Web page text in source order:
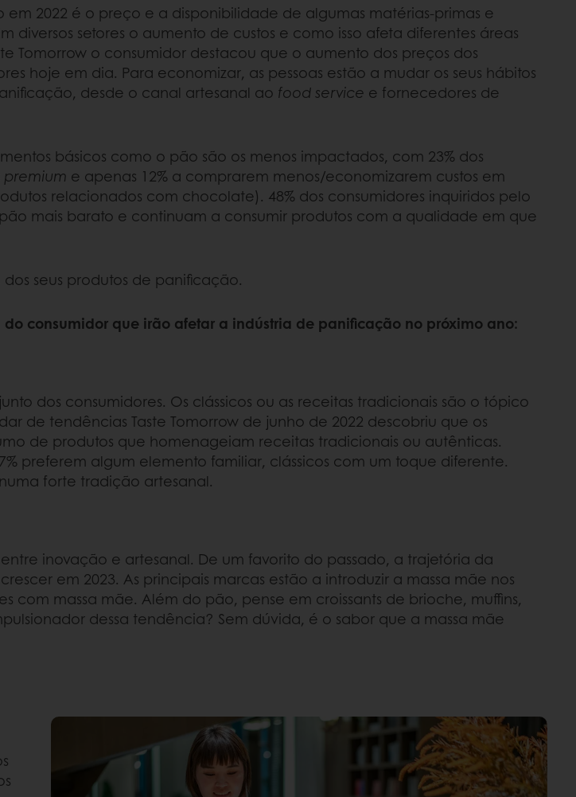
2022 é o preço e a disponibilidade de algumas matérias-primas e
setores o aumento de custos e como isso afeta diferentes áreas
Tomorrow o consumidor destacou que o aumento dos preços dos
hoje em dia. Para economizar, as pessoas estão a mudar os seus hábitos
desde o canal artesanal ao food service e fornecedores de
básicos como o pão são os menos impactados, com 23% dos
premium e apenas 12% a comprarem menos/economizarem custos em
relacionados com chocolate). 48% dos consumidores inquiridos pelo
mais barato e continuam a consumir produtos com a qualidade em que
seus produtos de panificação.
consumidor que irão afetar a indústria de panificação no próximo ano:
dos consumidores. Os clássicos ou as receitas tradicionais são o tópico
de tendências Taste Tomorrow de junho de 2022 descobriu que os
de produtos que homenageiam receitas tradicionais ou autênticas.
preferem algum elemento familiar, clássicos com um toque diferente.
forte tradição artesanal.
inovação e artesanal. De um favorito do passado, a trajetória da
em 2023. As principais marcas estão a introduzir a massa mãe nos
com massa mãe. Além do pão, pense em croissants de brioche, muffins,
dessa tendência? Sem dúvida, é o sabor que a massa mãe